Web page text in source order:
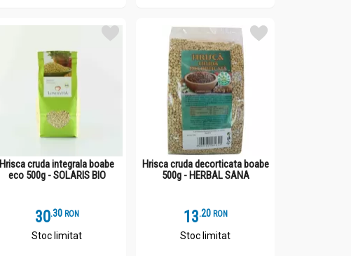
Hrisca cruda integrala boabe
eco 500g - SOLARIS BIO
30.3 RON
Stoc limitat
Hrisca cruda decorticata boabe
500g - HERBAL SANA
13.2 RON
Stoc limitat